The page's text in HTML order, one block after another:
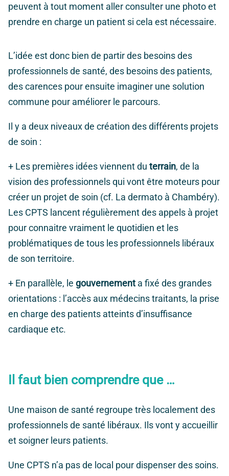
peuvent à tout moment aller consulter une photo et
prendre en charge un patient si cela est nécessaire.
L’idée est donc bien de partir des besoins des
professionnels de santé, des besoins des patients,
des carences pour ensuite imaginer une solution
commune pour améliorer le parcours.
Il y a deux niveaux de création des différents projets
de soin :
+ Les premières idées viennent du terrain, de la
vision des professionnels qui vont être moteurs pour
créer un projet de soin (cf. La dermato à Chambéry).
Les CPTS lancent régulièrement des appels à projet
pour connaitre vraiment le quotidien et les
problématiques de tous les professionnels libéraux
de son territoire.
+ En parallèle, le gouvernement a fixé des grandes
orientations : l’accès aux médecins traitants, la prise
en charge des patients atteints d’insuffisance
cardiaque etc.
Il faut bien comprendre que …
Une maison de santé regroupe très localement des
professionnels de santé libéraux. Ils vont y accueillir
et soigner leurs patients.
Une CPTS n’a pas de local pour dispenser des soins.